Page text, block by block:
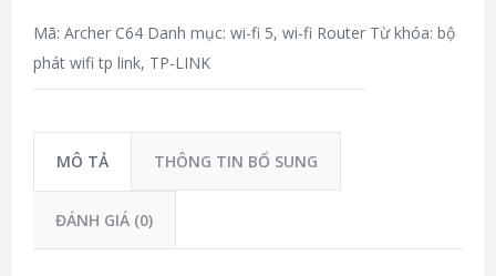
Mã: Archer C64 Danh mục: wi-fi 5, wi-fi Router Từ khóa: bộ
phát wifi tp link, TP-LINK
MÔ TẢ THÔNG TIN BỔ SUNG
ĐÁNH GIÁ (0)